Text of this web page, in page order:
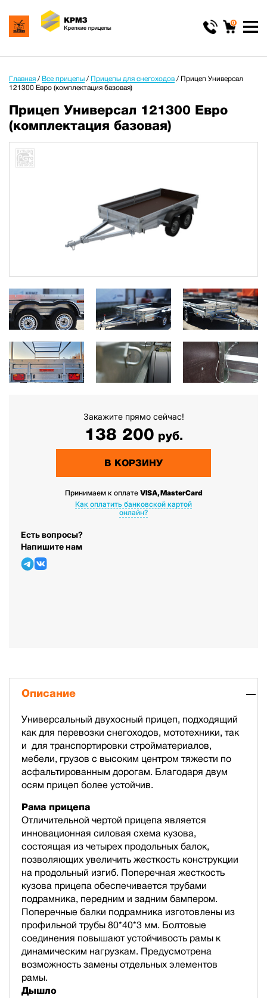
0
Главная / Все прицепы / Прицепы для снегоходов / Прицеп Универсал
121300 Евро (комплектация базовая)
Прицеп Универсал 121300 Евро
(комплектация базовая)
Закажите прямо сейчас!
138 200 руб.
В КОРЗИНУ
Принимаем к оплате VISA, MasterCard
Как оплатить банковской картой
онлайн?
Есть вопросы?
Напишите нам
Описание
Универсальный двухосный прицеп, подходящий
как для перевозки снегоходов, мототехники, так
и для транспортировки стройматериалов,
мебели, грузов с высоким центром тяжести по
асфальтированным дорогам. Благодаря двум
осям прицеп более устойчив.
Рама прицепа
Отличительной чертой прицепа является
инновационная силовая схема кузова,
состоящая из четырех продольных балок,
позволяющих увеличить жесткость конструкции
на продольный изгиб. Поперечная жесткость
кузова прицепа обеспечивается трубами
подрамника, передним и задним бампером.
Поперечные балки подрамника изготовлены из
профильной трубы 80*40*3 мм. Болтовые
соединения повышают устойчивость рамы к
динамическим нагрузкам. Предусмотрена
возможность замены отдельных элементов
рамы.
Дышло